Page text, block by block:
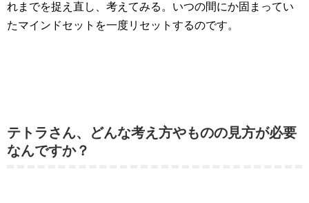
れまでを捉え直し、考えてみる。いつの間にか固まってい
たマインドセットを一度リセットするのです。
テトラさん、どんな考え方やものの見方が必要
なんですか？